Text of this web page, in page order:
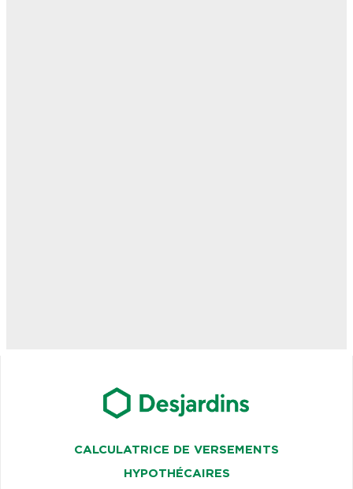
CALCULATRICE DE VERSEMENTS
HYPOTHÉCAIRES